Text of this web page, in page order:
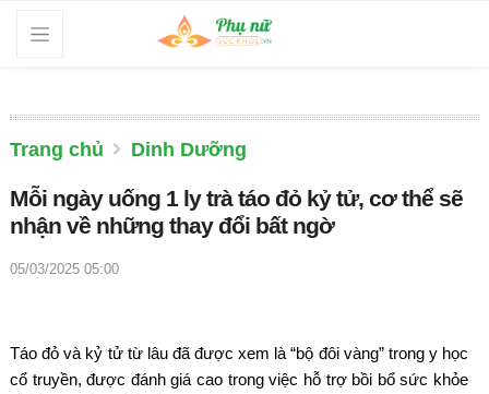
Trang chủ Dinh Dưỡng
Mỗi ngày uống 1 ly trà táo đỏ kỷ tử, cơ thể sẽ
nhận về những thay đổi bất ngờ
05/03/2025 05:00
Táo đỏ và kỷ tử từ lâu đã được xem là “bộ đôi vàng” trong y học
cổ truyền, được đánh giá cao trong việc hỗ trợ bồi bổ sức khỏe